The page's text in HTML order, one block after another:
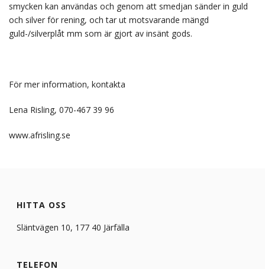
smycken kan användas och genom att smedjan sänder in guld
och silver för rening, och tar ut motsvarande mängd
guld-/silverplåt mm som är gjort av insänt gods.
För mer information, kontakta
Lena Risling, 070-467 39 96
www.afrisling.se
HITTA OSS
Släntvägen 10, 177 40 Järfälla
TELEFON
går inte att
behövs för
att hemsidan
taget ska
För att vi ska
förbättra
hemsidans